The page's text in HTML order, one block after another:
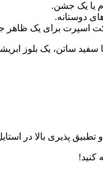
یا یک جشن.
دوستانه.
اسپرت برای یک ظاهر
پذیری بالا در
کنید!